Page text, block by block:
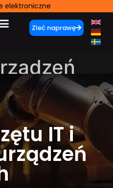
elektroniczne
Zleć naprawę
IT i